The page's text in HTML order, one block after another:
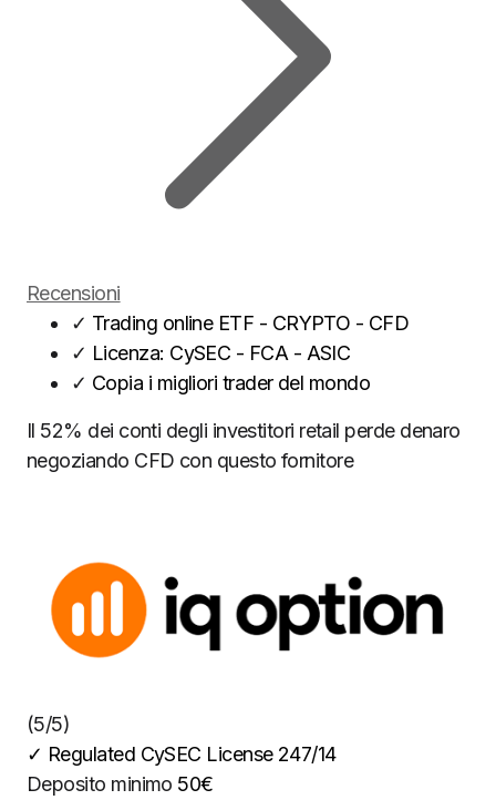
Recensioni
✓ Trading online ETF - CRYPTO - CFD
✓ Licenza: CySEC - FCA - ASIC
✓ Copia i migliori trader del mondo
Il 52% dei conti degli investitori retail perde denaro
negoziando CFD con questo fornitore
(5/5)
✓ Regulated CySEC License 247/14
Deposito minimo 50€